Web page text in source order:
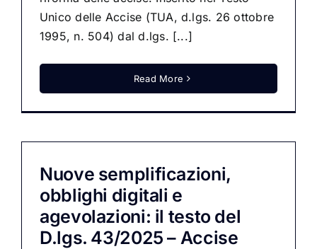
Unico delle Accise (TUA, d.lgs. 26 ottobre
1995, n. 504) dal d.lgs. [...]
Read More
Nuove semplificazioni,
obblighi digitali e
agevolazioni: il testo del
D.lgs. 43/2025 – Accise